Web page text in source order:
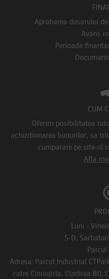
Aprobarea dosarului
Avans
Perioada
CUM
Oferim posibilitatea
achizitionarea bunurilor, sa
cumparare pe site-ul
Afla
Luni -
S-D,
Adresa: Parcul Industrial
catre Ciorogirla, Cladirea B0,